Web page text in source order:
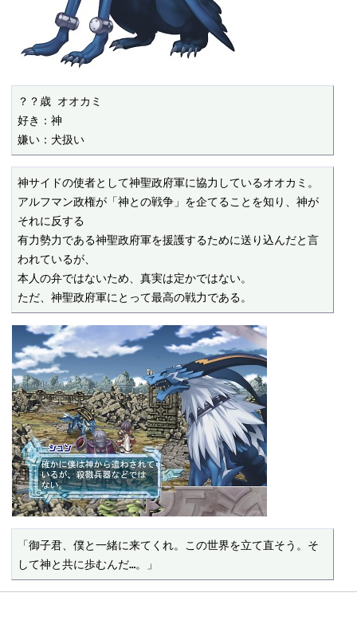
？？歳 オオカミ
好き：神
嫌い：犬扱い
神サイドの使者として神聖政府軍に協力しているオオカミ。
アルフマン政権が「神との戦争」を企てることを知り、神が
それに反する
有力勢力である神聖政府軍を援護するために送り込んだと言
われているが、
本人の弁ではないため、真実は定かではない。
ただ、神聖政府軍にとって最高の戦力である。
「御子君、僕と一緒に来てくれ。この世界を立て直そう。そ
して神と共に歩むんだ…。」